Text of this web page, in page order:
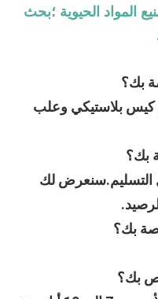
المواد الحيوية ؛بحث